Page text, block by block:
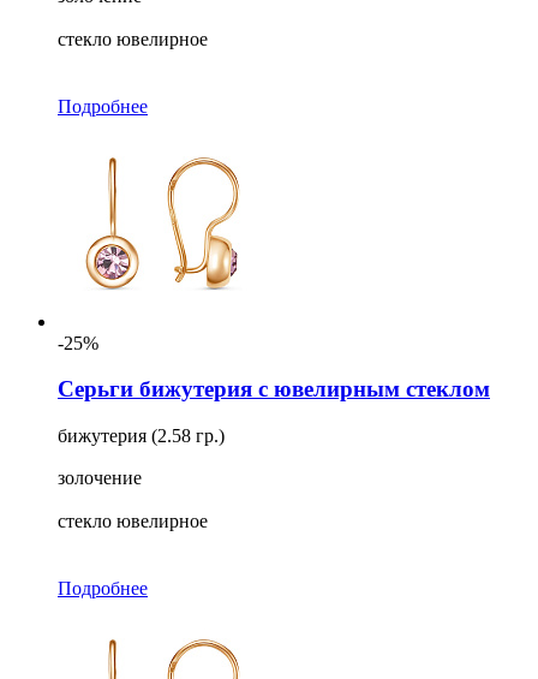
стекло ювелирное
Подробнее
-25%
Серьги бижутерия с ювелирным стеклом
бижутерия (2.58 гр.)
золочение
стекло ювелирное
Подробнее